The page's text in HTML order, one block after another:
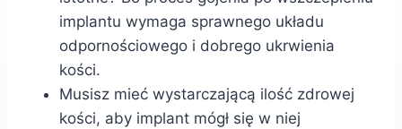
implantu wymaga sprawnego układu
odpornościowego i dobrego ukrwienia
kości.
Musisz mieć wystarczającą ilość zdrowej
kości, aby implant mógł się w niej